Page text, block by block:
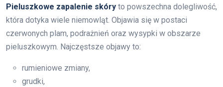
Pieluszkowe zapalenie skóry to powszechna dolegliwość,
która dotyka wiele niemowląt. Objawia się w postaci
czerwonych plam, podrażnień oraz wysypki w obszarze
pieluszkowym. Najczęstsze objawy to:
rumieniowe zmiany,
grudki,